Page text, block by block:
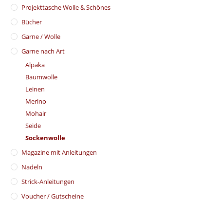
​Projekttasche Wolle & Schönes
Bücher
Garne / Wolle
Garne nach Art
Alpaka
Baumwolle
Leinen
Merino
Mohair
Seide
Sockenwolle
Magazine mit Anleitungen
Nadeln
Strick-Anleitungen
Voucher / Gutscheine